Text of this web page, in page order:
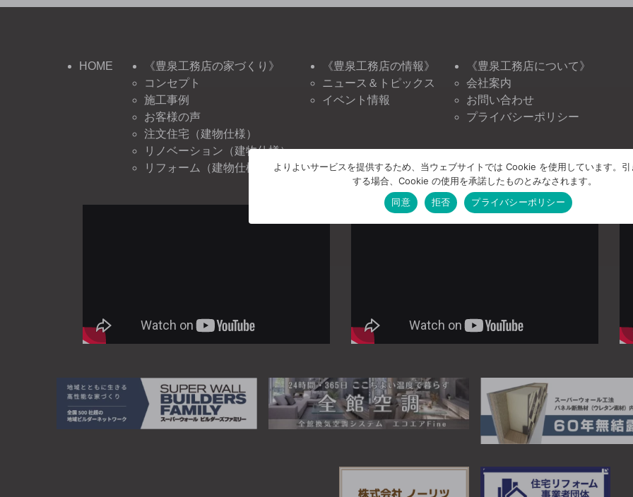
HOME
《豊泉工務店の家づくり》
コンセプト
施工事例
お客様の声
注文住宅（建物仕様）
リノベーション（建物仕様）
リフォーム（建物仕様）
《豊泉工務店の情報》
ニュース＆トピックス
イベント情報
《豊泉工務店について》
会社案内
お問い合わせ
プライバシーポリシー
よりよいサービスを提供するため、当ウェブサイトでは Cookie を使用しています。引
する場合、Cookie の使用を承諾したものとみなされます。
同意
拒否 プライバシーポリシー